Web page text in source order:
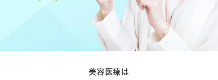
美容医療は